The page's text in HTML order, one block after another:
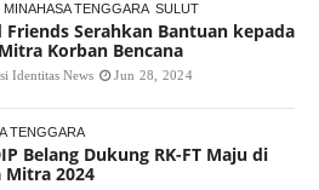
MINAHASA TENGGARA SULUT
Friends Serahkan Bantuan kepada
Korban Bencana
Identitas News Jun 28, 2024
TENGGARA
Belang Dukung RK-FT Maju di
Mitra 2024